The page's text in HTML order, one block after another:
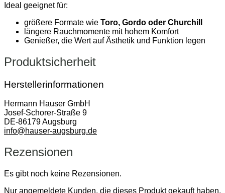
Ideal geeignet für:
größere Formate wie Toro, Gordo oder Churchill
längere Rauchmomente mit hohem Komfort
Genießer, die Wert auf Ästhetik und Funktion legen
Produktsicherheit
Herstellerinformationen
Hermann Hauser GmbH
Josef-Schorer-Straße 9
DE-86179 Augsburg
info@hauser-augsburg.de
Rezensionen
Es gibt noch keine Rezensionen.
Nur angemeldete Kunden, die dieses Produkt gekauft haben,